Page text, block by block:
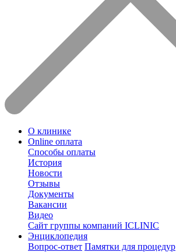
О клинике
Online оплата
Способы оплаты
История
Новости
Отзывы
Документы
Вакансии
Видео
Сайт группы компаний ICLINIC
Энциклопедия
Вопрос-ответ Памятки для процедур